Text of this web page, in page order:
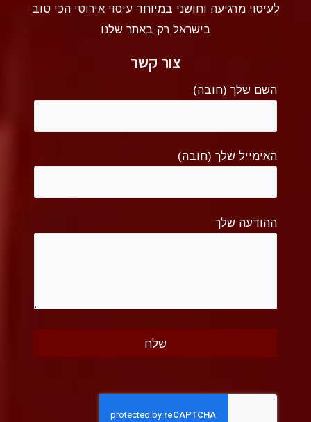
לעיסוי מרגיעה וחושני במיוחדעיסוי אירוטי הכי טוב
בישראל רק באתר שלנו
צור קשר
השם שלך (חובה)
האימייל שלך (חובה)
ההודעה שלך